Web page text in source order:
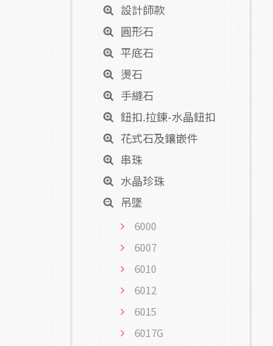
設計師款
圓形石
平底石
燙石
手縫石
鈕扣.拉鍊-水晶鈕扣
花式石及鑲嵌件
串珠
水晶珍珠
吊墜
6000
6007
6010
6012
6015
6017G